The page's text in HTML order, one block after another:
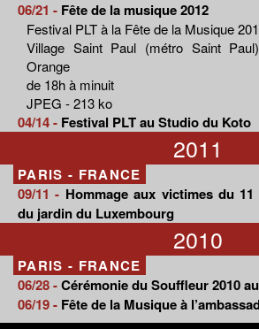
06/21 - Fête de la musique 2012
Festival PLT à la Fête de la Musique
Village Saint Paul (métro Saint
Orange
de 18h à minuit
JPEG - 213 ko
04/14 - Festival PLT au Studio du Koto
2011
PARIS - FRANCE
09/11 - Hommage aux victimes du
du jardin du Luxembourg
2010
PARIS - FRANCE
06/28 -Cérémonie du Souffleur 2010
06/19 - Fête de la Musique à